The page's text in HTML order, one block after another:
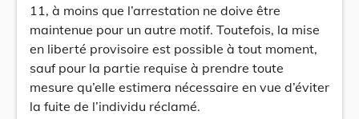
11, à moins que l’arrestation ne doive être
maintenue pour un autre motif. Toutefois, la mise
en liberté provisoire est possible à tout moment,
sauf pour la partie requise à prendre toute
mesure qu’elle estimera nécessaire en vue d’éviter
la fuite de l’individu réclamé.